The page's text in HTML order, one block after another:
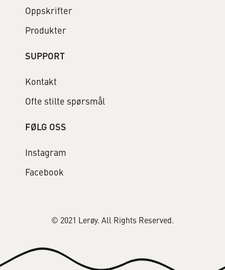
Oppskrifter
Produkter
SUPPORT
Kontakt
Ofte stilte spørsmål
FØLG OSS
Instagram
Facebook
© 2021 Lerøy. All Rights Reserved.